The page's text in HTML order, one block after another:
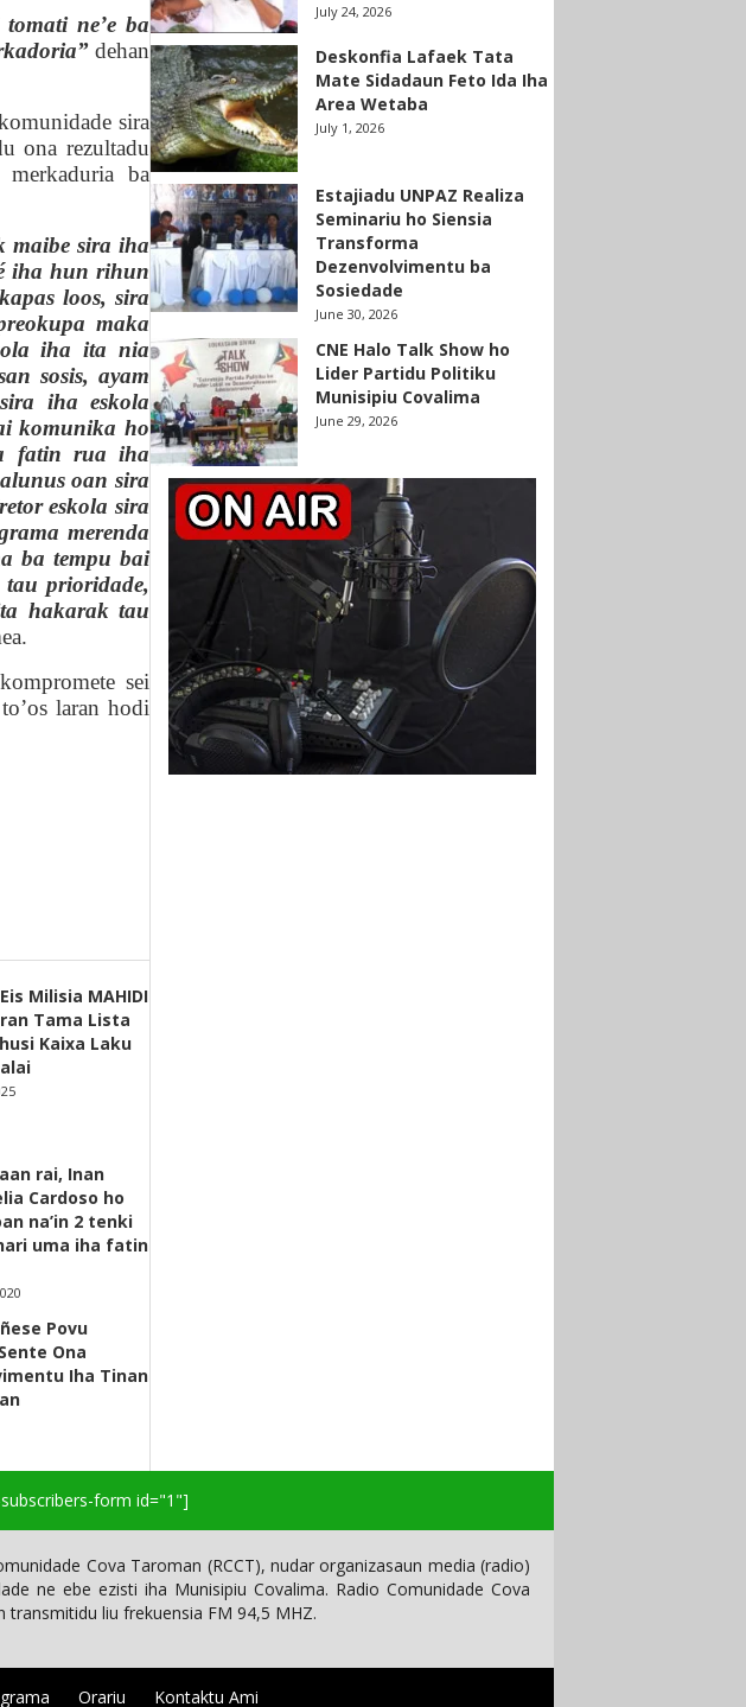
ne’e ba
dehan
sira
ona rezultadu
ba
maibe sira iha
iha hun rihun
loos, sira
maka
iha ita nia
sosis, ayam
iha eskola
komunika ho
fatin rua iha
oan sira
eskola sira
merenda
ba tempu bai
prioridade,
hakarak tau
sei
laran hodi
Milisia MAHIDI
Tama Lista
Kaixa Laku
rai, Inan
Cardoso ho
na’in 2 tenki
uma iha fatin
Povu
Ona
Iha Tinan
July 24, 2026
Deskonfia Lafaek Tata
Mate Sidadaun Feto Ida Iha
Area Wetaba
July 1, 2026
Estajiadu UNPAZ Realiza
Seminariu ho Siensia
Transforma
Dezenvolvimentu ba
Sosiedade
June 30, 2026
CNE Halo Talk Show ho
Lider Partidu Politiku
Munisipiu Covalima
June 29, 2026
form id="1"]
Cova Taroman (RCCT), nudar organizasaun media (radio)
ne ebe ezisti iha Munisipiu Covalima. Radio Comunidade Cova
transmitidu liu frekuensia FM 94,5 MHZ.
Orariu Kontaktu Ami